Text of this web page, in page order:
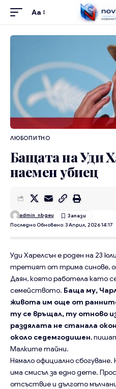
Aa
ЛЮБОПИТНО
Бащата на Уди
наемен убиец
Последно Обновено: 3 Април, 2026 14:17
admin_nbgeu
Уди Харелсън е роден на 23
третият от трима синове,
Даян, която работела като
семейството. Баща му,
живота им още от
ту се връщал, ту отново
раздялата не станала
около седемгодишен,
Малките тайни.
Нямало официално
има смисъл за едно дете.
отсъствие и дългото